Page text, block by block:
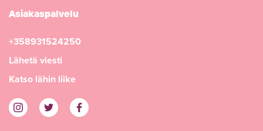
Asiakaspalvelu
+358931524250
Lähetä viesti
Katso lähin liike